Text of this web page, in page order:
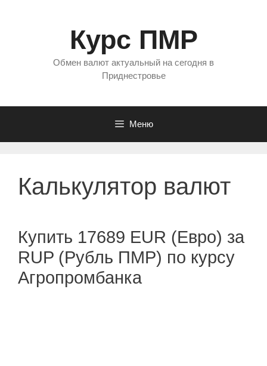
Курс ПМР
Обмен валют актуальный на сегодня в
Приднестровье
Меню
Калькулятор валют
Купить 17689 EUR (Евро) за
RUP (Рубль ПМР) по курсу
Агропромбанка